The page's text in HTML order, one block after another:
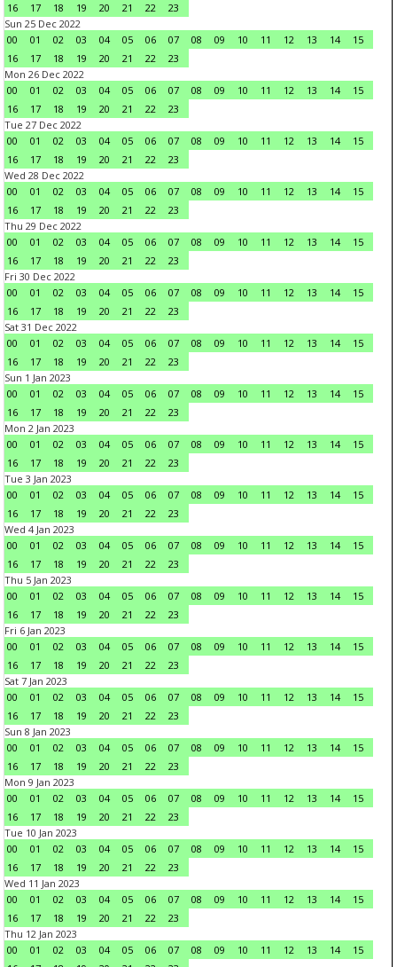
16
17 18 19 20 21 22
23
Sun 25 Dec 2022
00
01 02 03 04 05 06 07 08 09 10 11 12 13 14
15
16
17 18 19 20 21 22
23
Mon 26 Dec 2022
00
01 02 03 04 05 06 07 08 09 10 11 12 13 14
15
16
17 18 19 20 21 22
23
Tue 27 Dec 2022
00
01 02 03 04 05 06 07 08 09 10 11 12 13 14
15
16
17 18 19 20 21 22
23
Wed 28 Dec 2022
00
01 02 03 04 05 06 07 08 09 10 11 12 13 14
15
16
17 18 19 20 21 22
23
Thu 29 Dec 2022
00
01 02 03 04 05 06 07 08 09 10 11 12 13 14
15
16
17 18 19 20 21 22
23
Fri 30 Dec 2022
00
01 02 03 04 05 06 07 08 09 10 11 12 13 14
15
16
17 18 19 20 21 22
23
Sat 31 Dec 2022
00
01 02 03 04 05 06 07 08 09 10 11 12 13 14
15
16
17 18 19 20 21 22
23
Sun 1 Jan 2023
00
01 02 03 04 05 06 07 08 09 10 11 12 13 14
15
16
17 18 19 20 21 22
23
Mon 2 Jan 2023
00
01 02 03 04 05 06 07 08 09 10 11 12 13 14
15
16
17 18 19 20 21 22
23
Tue 3 Jan 2023
00
01 02 03 04 05 06 07 08 09 10 11 12 13 14
15
16
17 18 19 20 21 22
23
Wed 4 Jan 2023
00
01 02 03 04 05 06 07 08 09 10 11 12 13 14
15
16
17 18 19 20 21 22
23
Thu 5 Jan 2023
00
01 02 03 04 05 06 07 08 09 10 11 12 13 14
15
16
17 18 19 20 21 22
23
Fri 6 Jan 2023
00
01 02 03 04 05 06 07 08 09 10 11 12 13 14
15
16
17 18 19 20 21 22
23
Sat 7 Jan 2023
00
01 02 03 04 05 06 07 08 09 10 11 12 13 14
15
16
17 18 19 20 21 22
23
Sun 8 Jan 2023
00
01 02 03 04 05 06 07 08 09 10 11 12 13 14
15
16
17 18 19 20 21 22
23
Mon 9 Jan 2023
00
01 02 03 04 05 06 07 08 09 10 11 12 13 14
15
16
17 18 19 20 21 22
23
Tue 10 Jan 2023
00
01 02 03 04 05 06 07 08 09 10 11 12 13 14
15
16
17 18 19 20 21 22
23
Wed 11 Jan 2023
00
01 02 03 04 05 06 07 08 09 10 11 12 13 14
15
16
17 18 19 20 21 22
23
Thu 12 Jan 2023
00
01 02 03 04 05 06 07 08 09 10 11 12 13 14
15